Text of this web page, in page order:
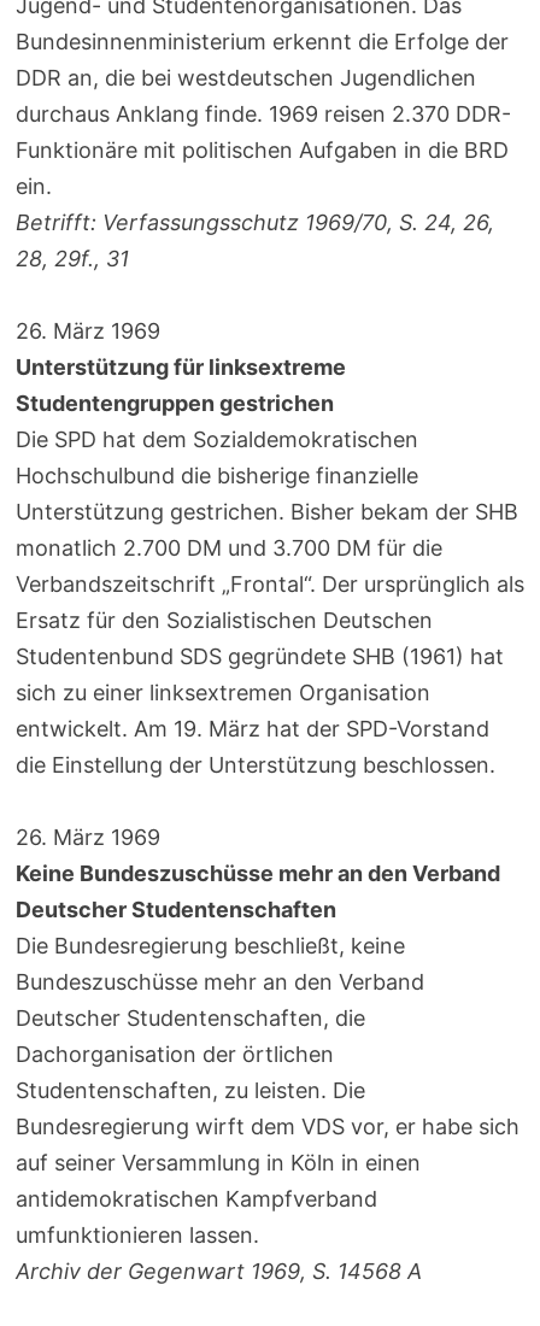
Jugend- und Studentenorganisationen. Das
Bundesinnenministerium erkennt die Erfolge der
DDR an, die bei westdeutschen Jugendlichen
durchaus Anklang finde. 1969 reisen 2.370 DDR-
Funktionäre mit politischen Aufgaben in die BRD
ein.
Betrifft: Verfassungsschutz 1969/70, S. 24, 26,
28, 29f., 31
26. März 1969
Unterstützung für linksextreme
Studentengruppen gestrichen
Die SPD hat dem Sozialdemokratischen
Hochschulbund die bisherige finanzielle
Unterstützung gestrichen. Bisher bekam der SHB
monatlich 2.700 DM und 3.700 DM für die
Verbandszeitschrift „Frontal“. Der ursprünglich als
Ersatz für den Sozialistischen Deutschen
Studentenbund SDS gegründete SHB (1961) hat
sich zu einer linksextremen Organisation
entwickelt. Am 19. März hat der SPD-Vorstand
die Einstellung der Unterstützung beschlossen.
26. März 1969
Keine Bundeszuschüsse mehr an den Verband
Deutscher Studentenschaften
Die Bundesregierung beschließt, keine
Bundeszuschüsse mehr an den Verband
Deutscher Studentenschaften, die
Dachorganisation der örtlichen
Studentenschaften, zu leisten. Die
Bundesregierung wirft dem VDS vor, er habe sich
auf seiner Versammlung in Köln in einen
antidemokratischen Kampfverband
umfunktionieren lassen.
Archiv der Gegenwart 1969, S. 14568 A